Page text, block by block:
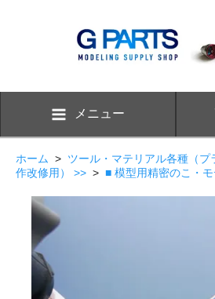
メニュー
ホーム > ツール・マテリアル各種（プ
作改修用） >> > ■ 模型用精密のこ・